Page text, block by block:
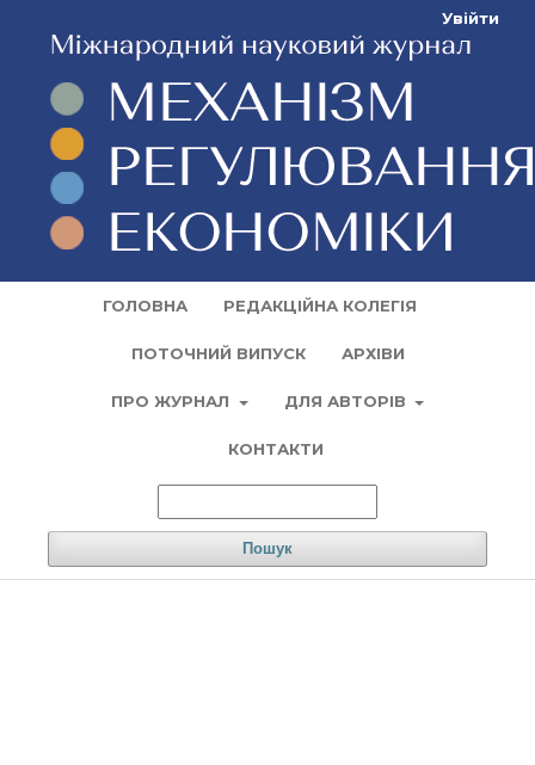
ГОЛОВНА РЕДАКЦІЙНА КОЛЕГІЯ
ПОТОЧНИЙ ВИПУСК АРХІВИ
ПРО ЖУРНАЛ ДЛЯ АВТОРІВ
КОНТАКТИ
Пошук
Увійти